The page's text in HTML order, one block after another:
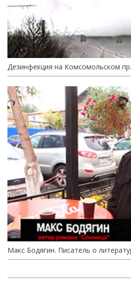
Дезинфекция на Комсомольском
Макс Бодягин. Писатель о